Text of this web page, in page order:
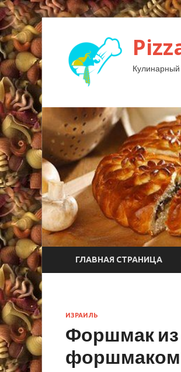
ГЛАВНАЯ СТРАНИЦА
ИЗРАИЛЬ
Форшмак из